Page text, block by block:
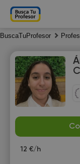
BuscaTuProfesor
12 €/h